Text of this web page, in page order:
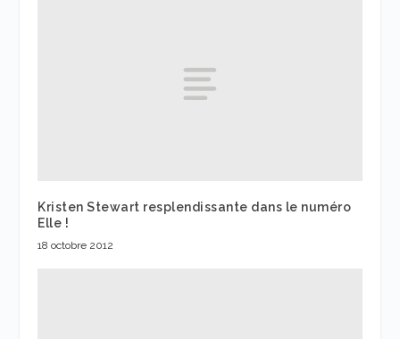
Kristen Stewart resplendissante dans le numéro
Elle !
18 octobre 2012